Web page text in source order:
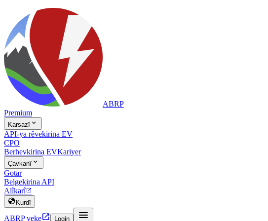
ABRP
Premium
Karsazî 
API-ya rêvekirina EV
CPO
Berhevkirina EVKariyer
Çavkanî 
Gotar
Belgekirina API
Alîkarî
 Kurdî
ABRP veke Login 